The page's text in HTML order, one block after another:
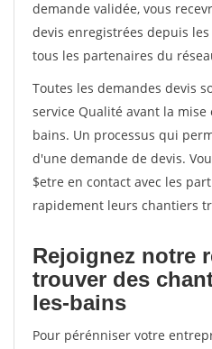
demande validée, vous
devis enregistrées depuis
tous les partenaires du
Toutes les demandes devis
service Qualité avant la
bains. Un processus qui
d'une demande de devis.
$etre en contact avec les
rapidement leurs chantiers
Rejoignez notre
trouver des
les-bains
Pour pérénniser votre